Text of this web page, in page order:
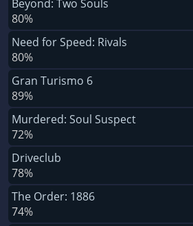
Beyond: Two Souls
80%
Need for Speed: Rivals
80%
Gran Turismo 6
89%
Murdered: Soul Suspect
72%
Driveclub
78%
The Order: 1886
74%